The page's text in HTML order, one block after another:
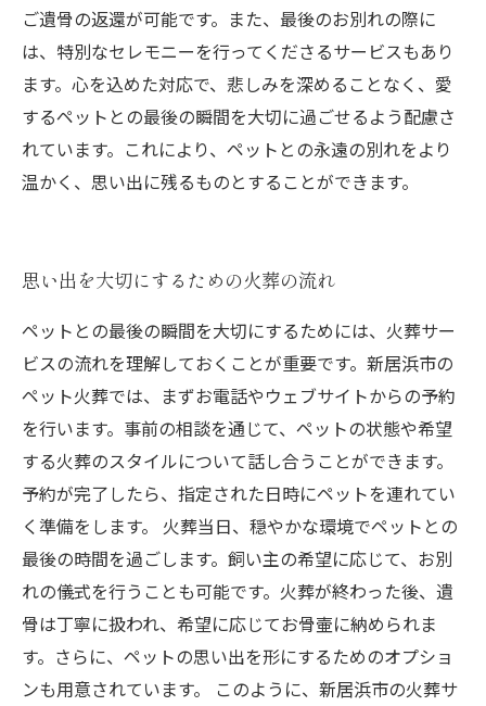
ご遺骨の返還が可能です。また、最後のお別れの際に
は、特別なセレモニーを行ってくださるサービスもあり
ます。心を込めた対応で、悲しみを深めることなく、愛
するペットとの最後の瞬間を大切に過ごせるよう配慮さ
れています。これにより、ペットとの永遠の別れをより
温かく、思い出に残るものとすることができます。
思い出を大切にするための火葬の流れ
ペットとの最後の瞬間を大切にするためには、火葬サー
ビスの流れを理解しておくことが重要です。新居浜市の
ペット火葬では、まずお電話やウェブサイトからの予約
を行います。事前の相談を通じて、ペットの状態や希望
する火葬のスタイルについて話し合うことができます。
予約が完了したら、指定された日時にペットを連れてい
く準備をします。 火葬当日、穏やかな環境でペットとの
最後の時間を過ごします。飼い主の希望に応じて、お別
れの儀式を行うことも可能です。火葬が終わった後、遺
骨は丁寧に扱われ、希望に応じてお骨壷に納められま
す。さらに、ペットの思い出を形にするためのオプショ
ンも用意されています。 このように、新居浜市の火葬サ